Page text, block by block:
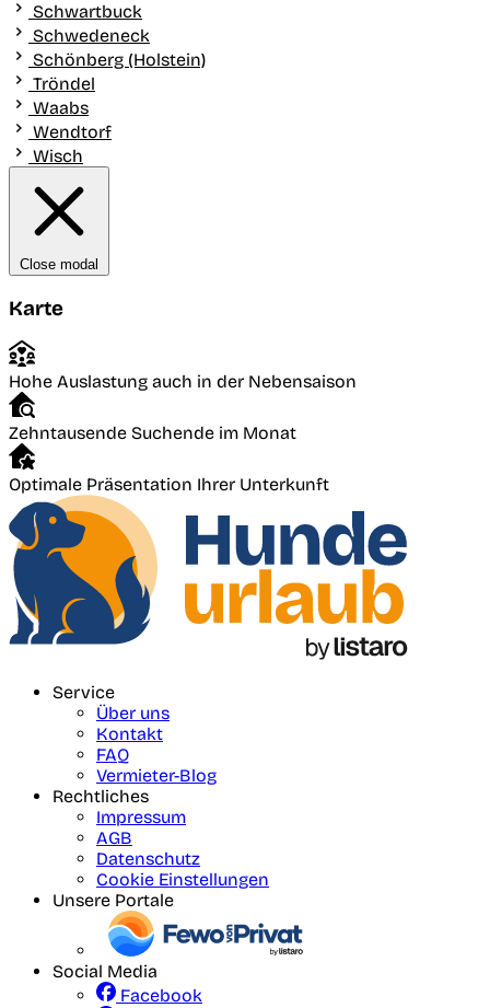
Schwartbuck
Schwedeneck
Schönberg (Holstein)
Tröndel
Waabs
Wendtorf
Wisch
Close modal
Karte
Hohe Auslastung auch in der Nebensaison
Zehntausende Suchende im Monat
Optimale Präsentation Ihrer Unterkunft
Service
Über uns
Kontakt
FAQ
Vermieter-Blog
Rechtliches
Impressum
AGB
Datenschutz
Cookie Einstellungen
Unsere Portale
Social Media
Facebook